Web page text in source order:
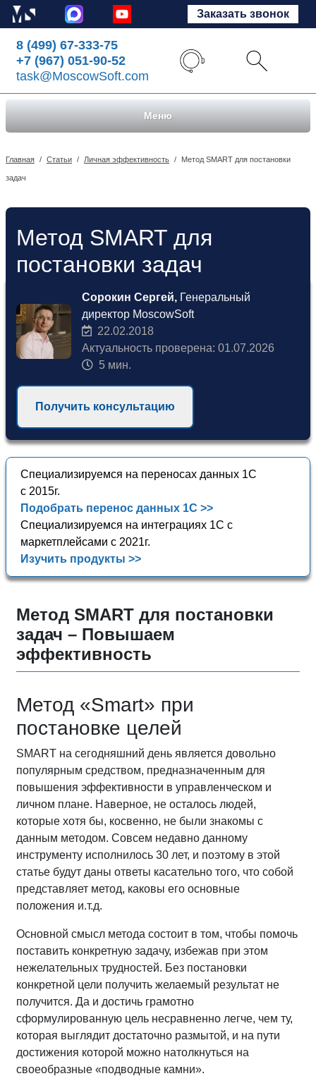
Заказать звонок
8 (499) 67-333-75
+7 (967) 051-90-52
task@MoscowSoft.com
Меню
Главная / Статьи / Личная эффективность / Метод SMART для постановки
задач
Метод SMART для
постановки задач
Сорокин Сергей, Генеральный
директор MoscowSoft
22.02.2018
Актуальность проверена: 01.07.2026
5 мин.
Получить консультацию
Специализируемся на переносах данных 1С
с 2015г.
Подобрать перенос данных 1С >>
Специализируемся на интеграциях 1С с
маркетплейсами с 2021г.
Изучить продукты >>
Метод SMART для постановки
задач – Повышаем
эффективность
Метод «Smart» при
постановке целей
SMART на сегодняшний день является довольно
популярным средством, предназначенным для
повышения эффективности в управленческом и
личном плане. Наверное, не осталось людей,
которые хотя бы, косвенно, не были знакомы с
данным методом. Совсем недавно данному
инструменту исполнилось 30 лет, и поэтому в этой
статье будут даны ответы касательно того, что собой
представляет метод, каковы его основные
положения и.т.д.
Основной смысл метода состоит в том, чтобы помочь
поставить конкретную задачу, избежав при этом
нежелательных трудностей. Без постановки
конкретной цели получить желаемый результат не
получится. Да и достичь грамотно
сформулированную цель несравненно легче, чем ту,
которая выглядит достаточно размытой, и на пути
достижения которой можно натолкнуться на
своеобразные «подводные камни».